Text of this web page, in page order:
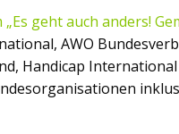
geht auch anders!
AWO
Handicap International